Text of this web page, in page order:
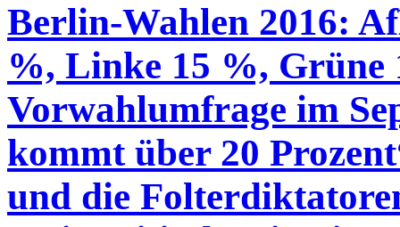
Berlin-Wahlen 2016:
%, Linke 15 %, Grüne
Vorwahlumfrage im
kommt über 20
und die